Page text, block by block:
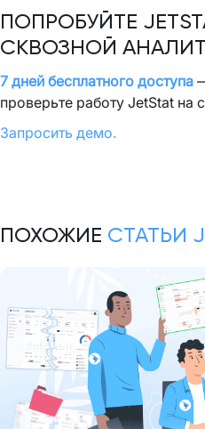
ПОПРОБУЙТЕ
СКВОЗНОЙ
7 дней бесплатного доступа
проверьте работу JetStat на
Запросить демо.
ПОХОЖИЕ СТАТЬИ